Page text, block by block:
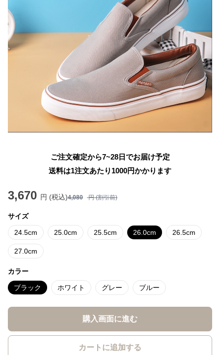
ご注文確定から7~28日でお届け予定
送料は1注文あたり 1000円かかります
3,670 円 (税込)4,080 円 (割引前)
サイズ
24.5cm 25.0cm 25.5cm 26.0cm 26.5cm
27.0cm
カラー
ブラック ホワイト グレー ブルー
購入画面に進む
カートに追加する